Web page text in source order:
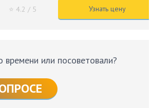
⭐ 4.2 / 5 Узнать цену
или посоветовали?